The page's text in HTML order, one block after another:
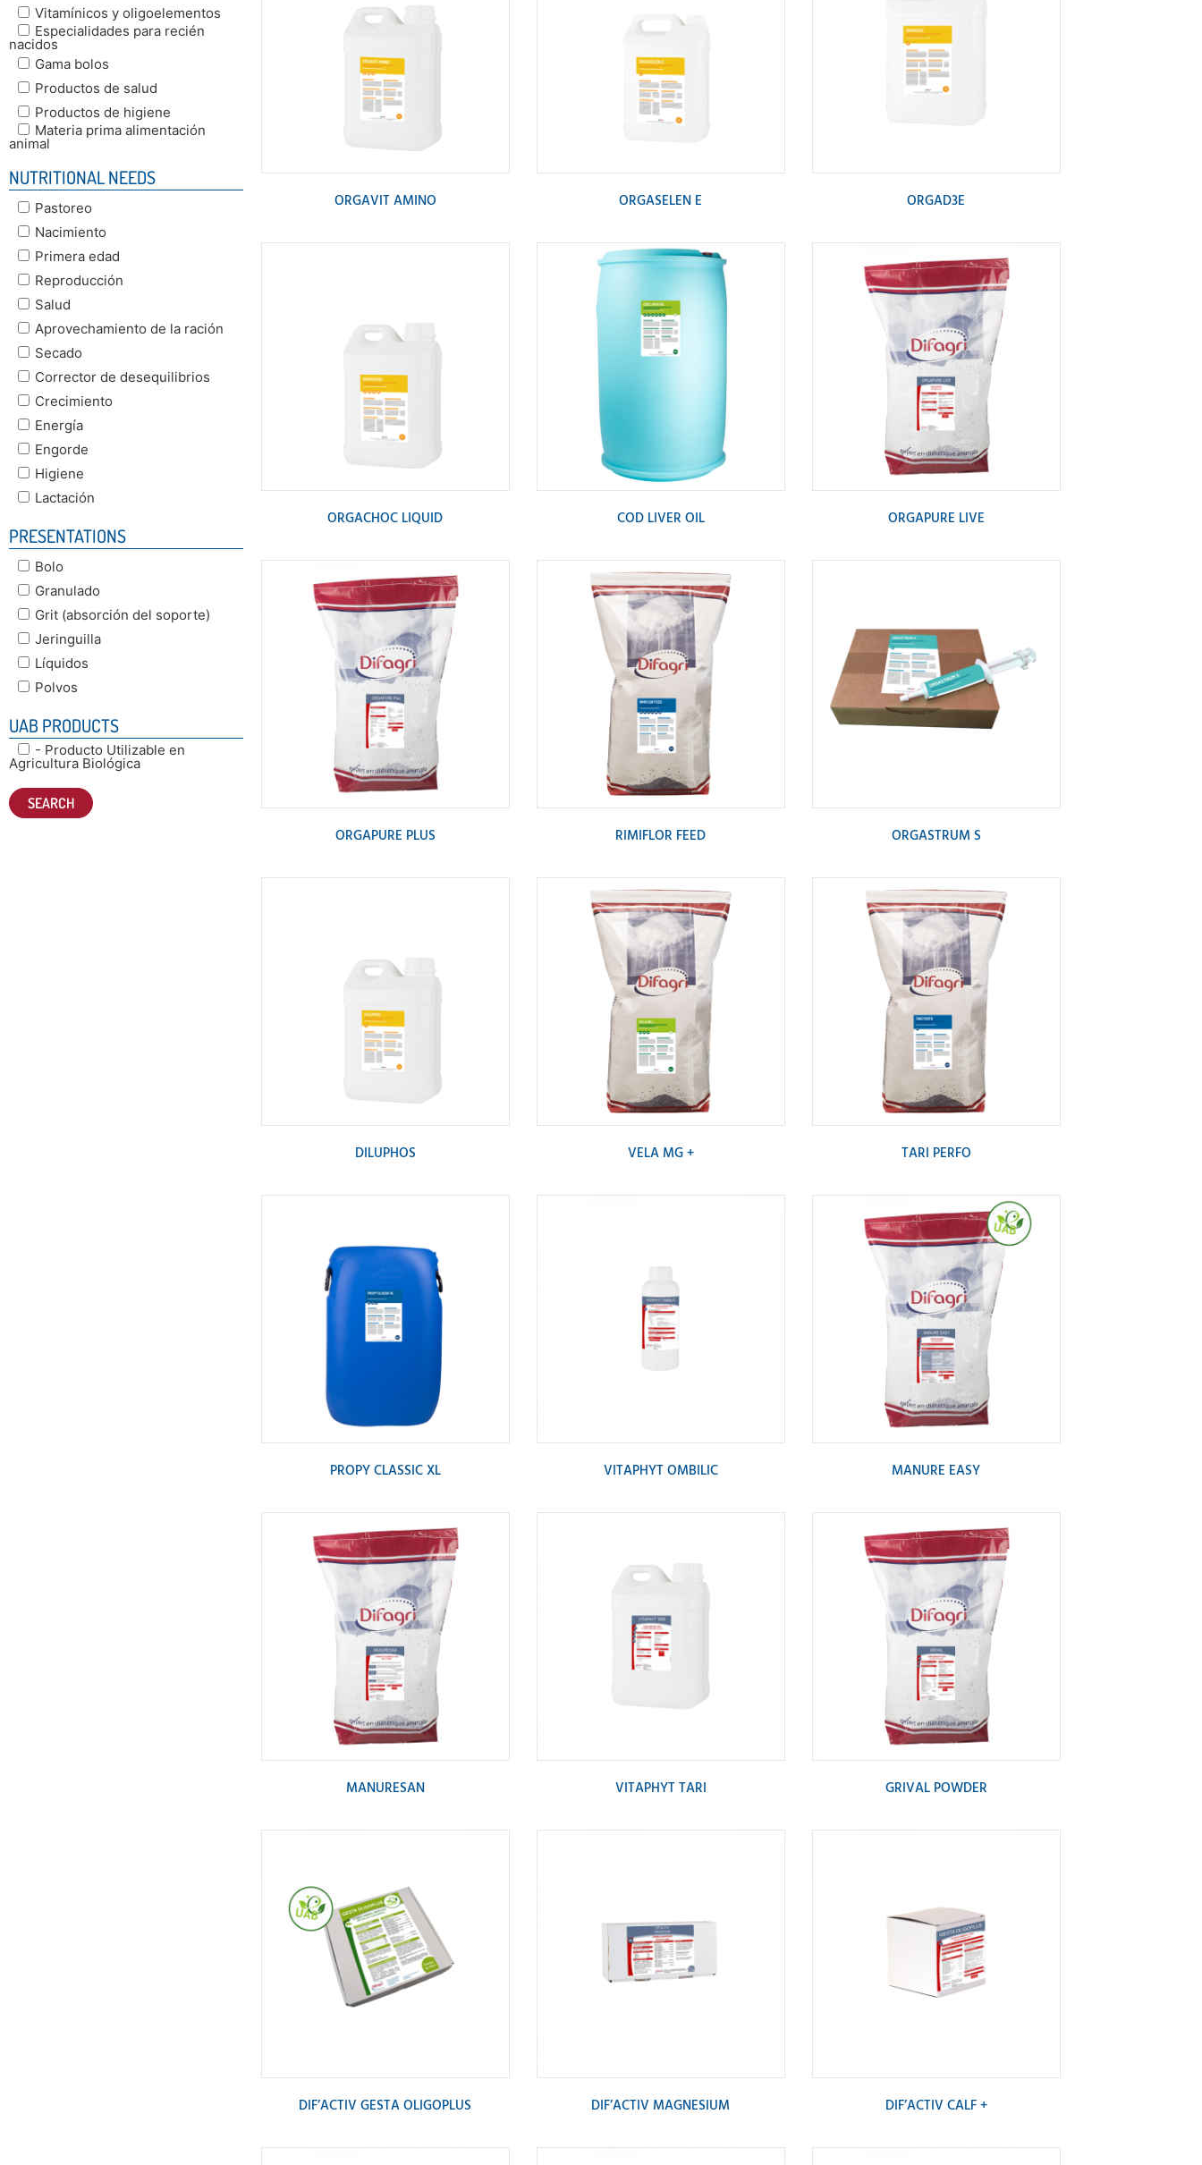
Vitamínicos y oligoelementos
Especialidades para recién
nacidos
Gama bolos
Productos de salud
Productos de higiene
Materia prima alimentación
animal
NUTRITIONAL NEEDS
Pastoreo
Nacimiento
Primera edad
Reproducción
Salud
Aprovechamiento de la ración
Secado
Corrector de desequilibrios
Crecimiento
Energía
Engorde
Higiene
Lactación
PRESENTATIONS
Bolo
Granulado
Grit (absorción del soporte)
Jeringuilla
Líquidos
Polvos
UAB PRODUCTS
- Producto Utilizable en
Agricultura Biológica
ORGAVIT AMINO ORGASELEN E ORGAD3E
ORGACHOC LIQUID COD LIVER OIL ORGAPURE LIVE
ORGAPURE PLUS RIMIFLOR FEED ORGASTRUM S
DILUPHOS VELA MG + TARI PERFO
PROPY CLASSIC XL VITAPHYT OMBILIC MANURE EASY
MANURESAN VITAPHYT TARI GRIVAL POWDER
DIF’ACTIV GESTA OLIGOPLUS DIF’ACTIV MAGNESIUM DIF’ACTIV CALF +